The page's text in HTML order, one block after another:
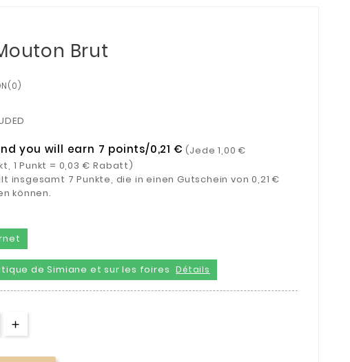
Brut
you will earn 7 points/0,21 € (Jede 1,00 €
1 Punkt = 0,03 € Rabatt)
insgesamt 7 Punkte, die in einen Gutschein von 0,21 €
können.
de Simiane et sur les foires Détails